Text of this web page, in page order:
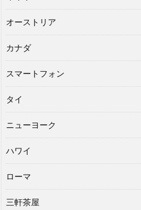
オーストリア
カナダ
スマートフォン
タイ
ニューヨーク
ハワイ
ローマ
三軒茶屋